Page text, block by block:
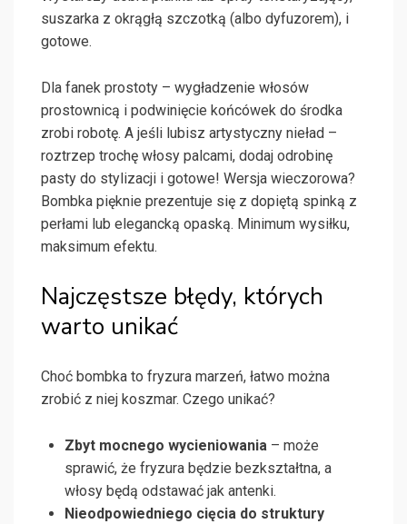
suszarka z okrągłą szczotką (albo dyfuzorem), i
gotowe.
Dla fanek prostoty – wygładzenie włosów
prostownicą i podwinięcie końcówek do środka
zrobi robotę. A jeśli lubisz artystyczny nieład –
roztrzep trochę włosy palcami, dodaj odrobinę
pasty do stylizacji i gotowe! Wersja wieczorowa?
Bombka pięknie prezentuje się z dopiętą spinką z
perłami lub elegancką opaską. Minimum wysiłku,
maksimum efektu.
Najczęstsze błędy, których
warto unikać
Choć bombka to fryzura marzeń, łatwo można
zrobić z niej koszmar. Czego unikać?
Zbyt mocnego wycieniowania – może
sprawić, że fryzura będzie bezkształtna, a
włosy będą odstawać jak antenki.
Nieodpowiedniego cięcia do struktury